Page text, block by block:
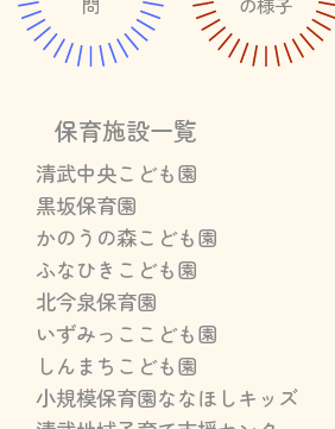
保育施設一覧
清武中央こども園
黒坂保育園
かのうの森こども園
ふなひきこども園
北今泉保育園
いずみっここども園
しんまちこども園
小規模保育園ななほしキッズ